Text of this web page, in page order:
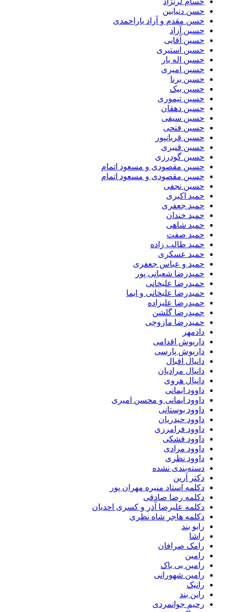
حسن دنیابین
حسن مقدم و آراد یاراحمدی
حسین آزاد
حسین آقایی
حسین استیری
حسین اله یار
حسین امیری
حسین برنا
حسین بیک
حسین تیموری
حسین دهقان
حسین سیفی
حسین فتحی
حسین قربانپور
حسین قنبری
حسین گودرزی
حسین مقصودى و مسعود اتمام
حسین مقصودی و مسعود اتمام
حسین نجفی
حمید اکبری
حمید جعفری
حمید خندان
حمید شاهی
حمید صفت
حمید طالب زاده
حمید عسکری
حمید و عباس جعفری
حمیدرضا شعبانی پور
حمیدرضا علیخانی
حمیدرضا علیخانی و ایما
حمیدرضا علیزاده
حمیدرضا گلشن
حمیدرضا مازوچی
دادمهر
داریوش اقدامی
داریوش پارسی
دانیال اقبال
دانیال مرادیان
دانیال هروی
داوود ایمانی
داوود ایمانی و محسن امیری
داوود بوستانی
داوود حیدریان
داوود فرامرزی
داوود فشکی
داوود مرادی
داوود نظری
دسته‌بندی نشده
دکتر آرین
دکلمه استاد منیره مهران پور
دکلمه رضا صادقی
دکلمه علیرضا آذر و کسری احدیان
دکلمه هاجر شاه نظری
رابو بند
راشا
رامک صرافان
رامین
رامین بی باک
رامین شهورانی
رانیک
راین بند
رحیم جوانمردی